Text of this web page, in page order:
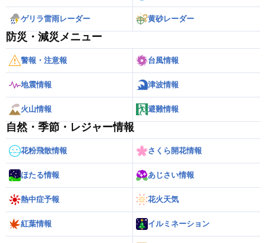
ゲリラ雷雨レーダー 黄砂レーダー
防災・減災メニュー
警報・注意報 台風情報
地震情報 津波情報
火山情報 避難情報
自然・季節・レジャー情報
花粉飛散情報 さくら開花情報
ほたる情報 あじさい情報
熱中症予報 花火天気
紅葉情報 イルミネーション